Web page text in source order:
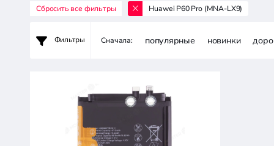
для
телефонов
Сбросить все фильтры Huawei P60 Pro (MNA-LX9)
Фильтры Сначала: популярные новинки